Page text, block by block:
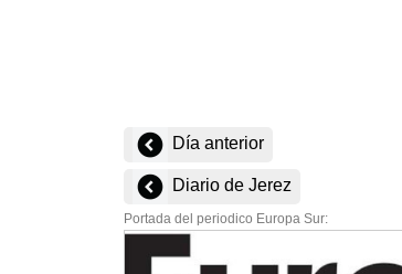
Día anterior
Diario de Jerez
Portada del periodico Europa Sur: